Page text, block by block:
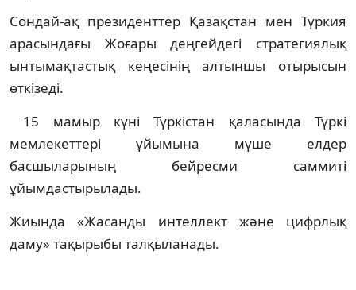
Сондай-ақ президенттер Қазақстан мен Түркия
арасындағы Жоғары деңгейдегі стратегиялық
ынтымақтастық кеңесінің алтыншы отырысын
өткізеді.
15 мамыр күні Түркістан қаласында Түркі
мемлекеттері ұйымына мүше елдер
басшыларының бейресми саммиті
ұйымдастырылады.
Жиында «Жасанды интеллект және цифрлық
даму» тақырыбы талқыланады.